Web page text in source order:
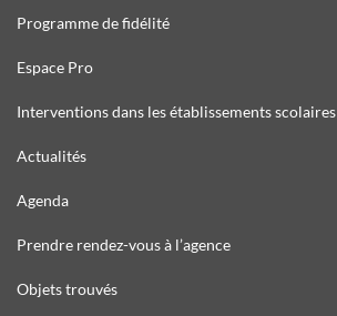
Programme de fidélité
Espace Pro
Interventions dans les établissements scolaires
Actualités
Agenda
Prendre rendez-vous à l’agence
Objets trouvés